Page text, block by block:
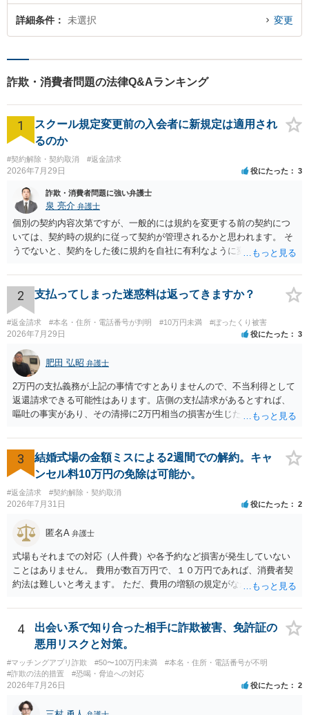
詳細条件 未選択 変更
詐欺・消費者問題の法律Q&Aランキング
1
スクール規定変更前の入会者に新規定は適用され
るのか
#契約解除・契約取消 #返金請求
2026年7月29日 役にたった 3
詐欺・消費者問題に強い弁護士
泉 亮介 弁護士
個別の契約内容次第ですが、一般的には規約を変更する前の契約につ
いては、契約時の規約に従って契約が管理されるかと思われます。 そ
うでないと、契約をした後に規約を自社に有利なように変更し、それ
る場合があるかと思われます。
2 支払ってしまった迷惑料は返ってきますか？
#返金請求 #本名・住所・電話番号が判明 #10万円未満 #ぼったくり被害
2026年7月29日 役にたった 3
肥田 弘昭 弁護士
2万円の支払義務が上記の事情ですとありませんので、不当利得として
返還請求できる可能性はあります。店側の支払請求があるとすれば、
嘔吐の事実があり、その清掃に2万円相当の損害が生じた場合です。ご
3
結婚式場の金額ミスによる2週間での解約。キャ
ンセル料10万円の免除は可能か。
#返金請求 #契約解除・契約取消
2026年7月31日 役にたった 2
匿名A 弁護士
式場もそれまでの対応（人件費）や各予約など損害が発生していない
ことはありません。 費用が数百万円で、１０万円であれば、消費者契
約法は難しいと考えます。 ただ、費用の増額の規定がなかったのに増
ということになり、解約するのは理由がないことになります。
4
出会い系で知り合った相手に詐欺被害、免許証の
悪用リスクと対策。
#マッチングアプリ詐欺 #50〜100万円未満
#本名・住所・電話番号が不明
#詐欺の法的措置
#恐喝・脅迫への対応
2026年7月26日 役にたった 2